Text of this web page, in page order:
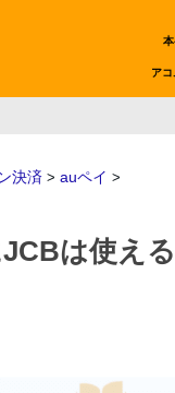
ア
決済 > auペイ >
は使え